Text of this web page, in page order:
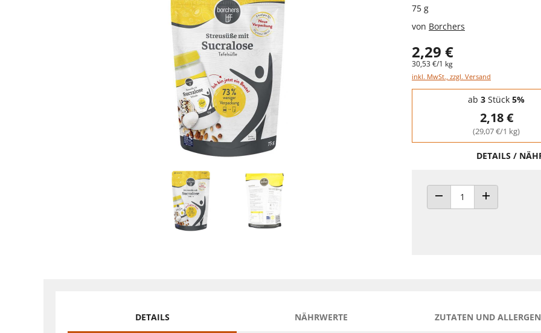
75 g
von Borchers
2,29 €
30,53 €/1 kg
inkl. MwSt., zzgl. Versand
Staffelpreise - Mengenrabatt
ab 3 Stück 5%
2,18 €
(29,07 €/1 kg)
DETAILS /
ANZAHL VERRINGERN
ANZAHL
DETAILS NÄHRWERTE ZUTATEN UND